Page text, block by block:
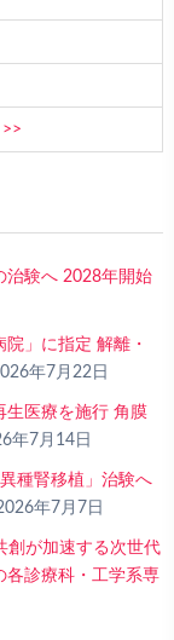
治験へ 2028年開始
」に指定 解離・
年7月22日
生医療を施行 角膜
年7月14日
種腎移植」治験へ
年7月7日
創が加速する次世代
各診療科・工学系専